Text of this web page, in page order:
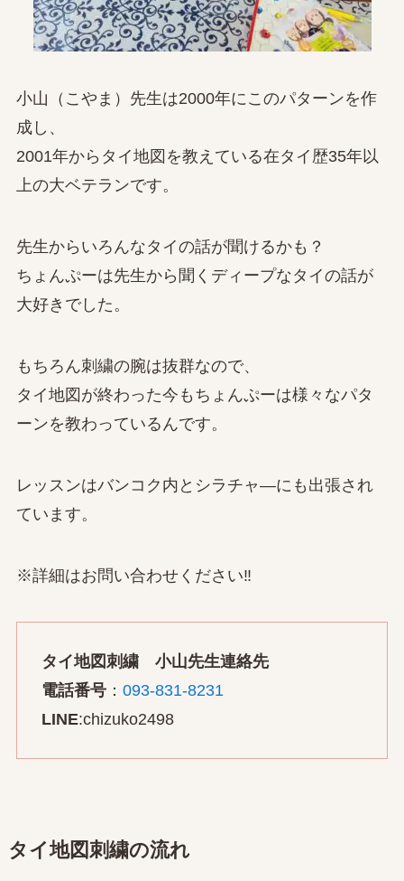
小山（こやま）先生は2000年にこのパターンを作
成し、
2001年からタイ地図を教えている在タイ歴35年以
上の大ベテランです。
先生からいろんなタイの話が聞けるかも？
ちょんぷーは先生から聞くディープなタイの話が
大好きでした。
もちろん刺繍の腕は抜群なので、
タイ地図が終わった今もちょんぷーは様々なパタ
ーンを教わっているんです。
レッスンはバンコク内とシラチャ―にも出張され
ています。
※詳細はお問い合わせください‼
タイ地図刺繍 小山先生連絡先
電話番号： 093-831-8231
LINE:chizuko2498
タイ地図刺繍の流れ